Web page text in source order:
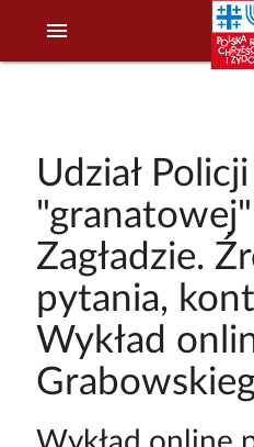
menu
Udział Policji
Zagładzie.
pytania,
Wykład